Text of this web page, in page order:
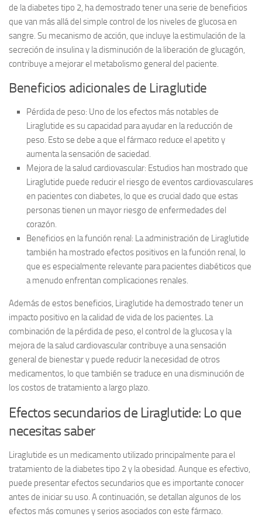
de la diabetes tipo 2, ha demostrado tener una serie de beneficios
que van más allá del simple control de los niveles de glucosa en
sangre. Su mecanismo de acción, que incluye la estimulación de la
secreción de insulina y la disminución de la liberación de glucagón,
contribuye a mejorar el metabolismo general del paciente.
Beneficios adicionales de Liraglutide
Pérdida de peso: Uno de los efectos más notables de
Liraglutide es su capacidad para ayudar en la reducción de
peso. Esto se debe a que el fármaco reduce el apetito y
aumenta la sensación de saciedad.
Mejora de la salud cardiovascular: Estudios han mostrado que
Liraglutide puede reducir el riesgo de eventos cardiovasculares
en pacientes con diabetes, lo que es crucial dado que estas
personas tienen un mayor riesgo de enfermedades del
corazón.
Beneficios en la función renal: La administración de Liraglutide
también ha mostrado efectos positivos en la función renal, lo
que es especialmente relevante para pacientes diabéticos que
a menudo enfrentan complicaciones renales.
Además de estos beneficios, Liraglutide ha demostrado tener un
impacto positivo en la calidad de vida de los pacientes. La
combinación de la pérdida de peso, el control de la glucosa y la
mejora de la salud cardiovascular contribuye a una sensación
general de bienestar y puede reducir la necesidad de otros
medicamentos, lo que también se traduce en una disminución de
los costos de tratamiento a largo plazo.
Efectos secundarios de Liraglutide: Lo que
necesitas saber
Liraglutide es un medicamento utilizado principalmente para el
tratamiento de la diabetes tipo 2 y la obesidad. Aunque es efectivo,
puede presentarefectos secundariosque es importante conocer
antes de iniciar su uso. A continuación, se detallan algunos de los
efectos más comunes y serios asociados con este fármaco.